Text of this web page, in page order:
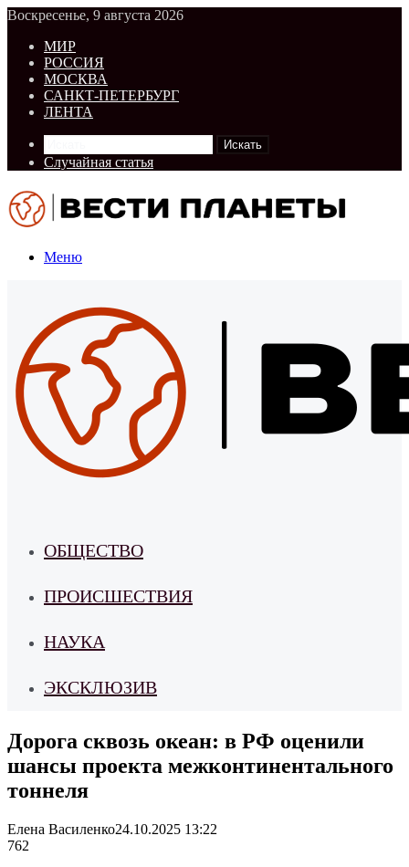
Воскресенье, 9 августа 2026
МИР
РОССИЯ
МОСКВА
САНКТ-ПЕТЕРБУРГ
ЛЕНТА
Искать
Случайная статья
Меню
ОБЩЕСТВО
ПРОИСШЕСТВИЯ
НАУКА
ЭКСКЛЮЗИВ
Дорога сквозь океан: в РФ оценили
шансы проекта межконтинентального
тоннеля
Елена Василенко24.10.2025 13:22
762